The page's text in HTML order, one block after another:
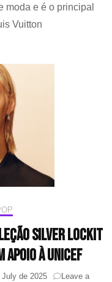
moda e é o principal
Vuitton
Silver Lockit
à UNICEF
July de 2025
Leave a